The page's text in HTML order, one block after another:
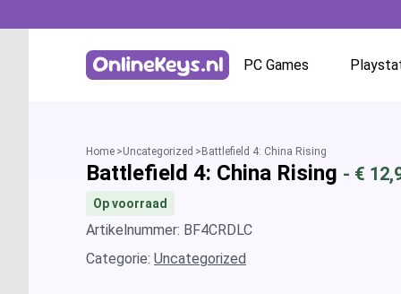
PC Games
GOG.com
EA App / Origin
Home Uncategorized Battlefield 4: China Rising
Battlefield 4: China Rising - €
Op voorraad
Artikelnummer: BF4CRDLC
Categorie: Uncategorized